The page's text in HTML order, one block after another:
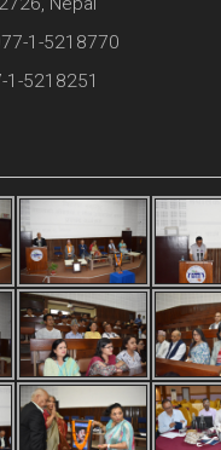
1-5218770
1-5218251